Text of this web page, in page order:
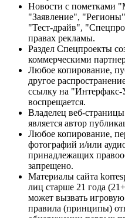
Новости с пометками
"Заявление",
"Тест-драйв",
правах рекламы.
Раздел Спецпроекты
коммерческими
Любое копирование,
другое
ссылку на "Интерфакс-
воспрещается.
Владелец веб-
является автор
Любое копирование,
фотографий и/или
принадлежащих
запрещено.
Материалы сайта
лиц старше 21 года
может вызвать
правила (принципы)